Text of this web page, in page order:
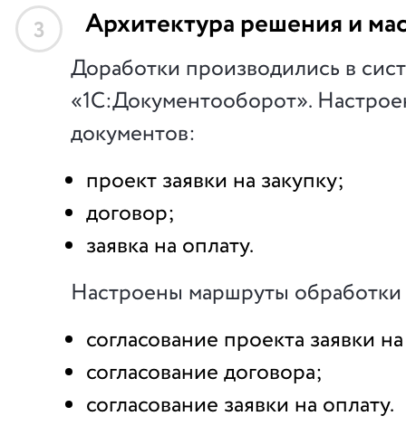
3 Архитектура решения и
Доработки производились в
«1С:Документооборот».
документов:
проект заявки на закупку;
договор;
заявка на оплату.
Настроены маршруты
согласование проекта заявки
согласование договора;
согласование заявки на оплату.